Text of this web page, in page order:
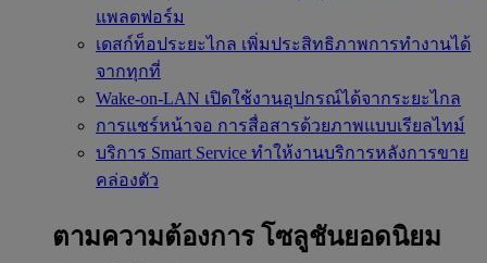
แพลตฟอร์ม
เดสก์ท็อประยะไกล เพิ่มประสิทธิภาพการทำงานได้
จากทุกที่
Wake-on-LAN เปิดใช้งานอุปกรณ์ได้จากระยะไกล
การแชร์หน้าจอ การสื่อสารด้วยภาพแบบเรียลไทม์
บริการ Smart Service ทำให้งานบริการหลังการขาย
คล่องตัว
ตามความต้องการ โซลูชันยอดนิยม